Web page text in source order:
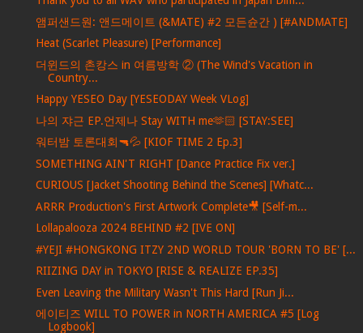
앰퍼샌드원: 앤드메이트 (&MATE) #2 모든슌간 ) [#ANDMATE]
Heat (Scarlet Pleasure) [Performance]
더윈드의 촌캉스 in 여름방학 ② (The Wind's Vacation in
Country...
Happy YESEO Day [YESEODAY Week VLog]
나의 쟈근 EP.언제나 Stay WITH me🫶🏻 [STAY:SEE]
워터밤 토론대회🔫💦 [KIOF TIME 2 Ep.3]
SOMETHING AIN'T RIGHT [Dance Practice Fix ver.]
CURIOUS [Jacket Shooting Behind the Scenes] [Whatc...
ARRR Production's First Artwork Complete🎥 [Self-m...
Lollapalooza 2024 BEHIND #2 [IVE ON]
#YEJI #HONGKONG ITZY 2ND WORLD TOUR 'BORN TO BE' [...
RIIZING DAY in TOKYO [RISE & REALIZE EP.35]
Even Leaving the Military Wasn't This Hard [Run Ji...
에이티즈 WILL TO POWER in NORTH AMERICA #5 [Log
Logbook]